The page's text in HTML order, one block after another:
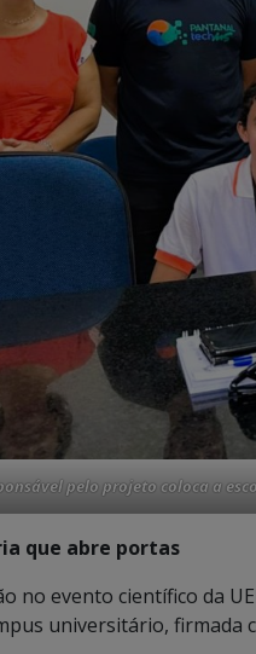
pelo projeto coloca a
que abre portas
no evento científico da
universitário,